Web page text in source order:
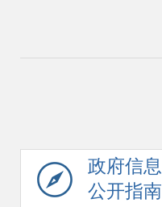
政府信息
公开指南